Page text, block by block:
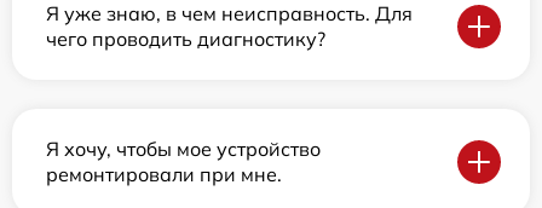
Я уже знаю, в чем неисправность. Для
чего проводить диагностику?
Я хочу, чтобы мое устройство
ремонтировали при мне.